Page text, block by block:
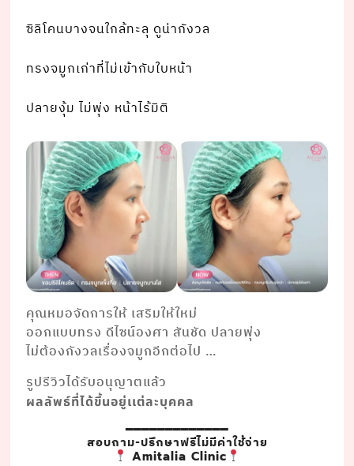
ซิลิโคนบางจนใกล้ทะลุ ดูน่ากังวล
ทรงจมูกเก่าที่ไม่เข้ากับใบหน้า
ปลายงุ้ม ไม่พุ่ง หน้าไร้มิติ
คุณหมอจัดการให้ เสริมให้ใหม่
ออกแบบทรง ดีไซน์องศา สันชัด ปลายพุ่ง
ไม่ต้องกังวลเรื่องจมูกอีกต่อไป …
รูปรีวิวได้รับอนุญาตแล้ว
ผลลัพธ์ที่ได้ขึ้นอยู่เเต่ละบุคคล
━━━━━━━━━━━━━
สอบถาม-ปรึกษาฟรีไม่มีค่าใช้จ่าย
Amitalia Clinic